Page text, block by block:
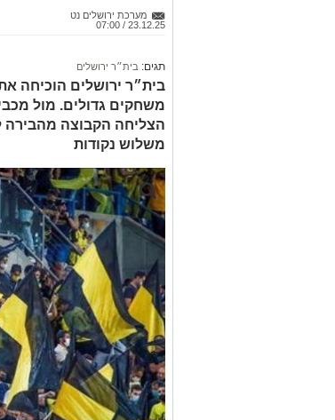
מערכת ירושלים נט
23.12.25 / 07:00
תגים: בית״ר ירושלים
בית״ר ירושלים הוכיחה
משחקים גדולים. מול
הצליחה הקבוצה מהבירה
משלוש נקודות